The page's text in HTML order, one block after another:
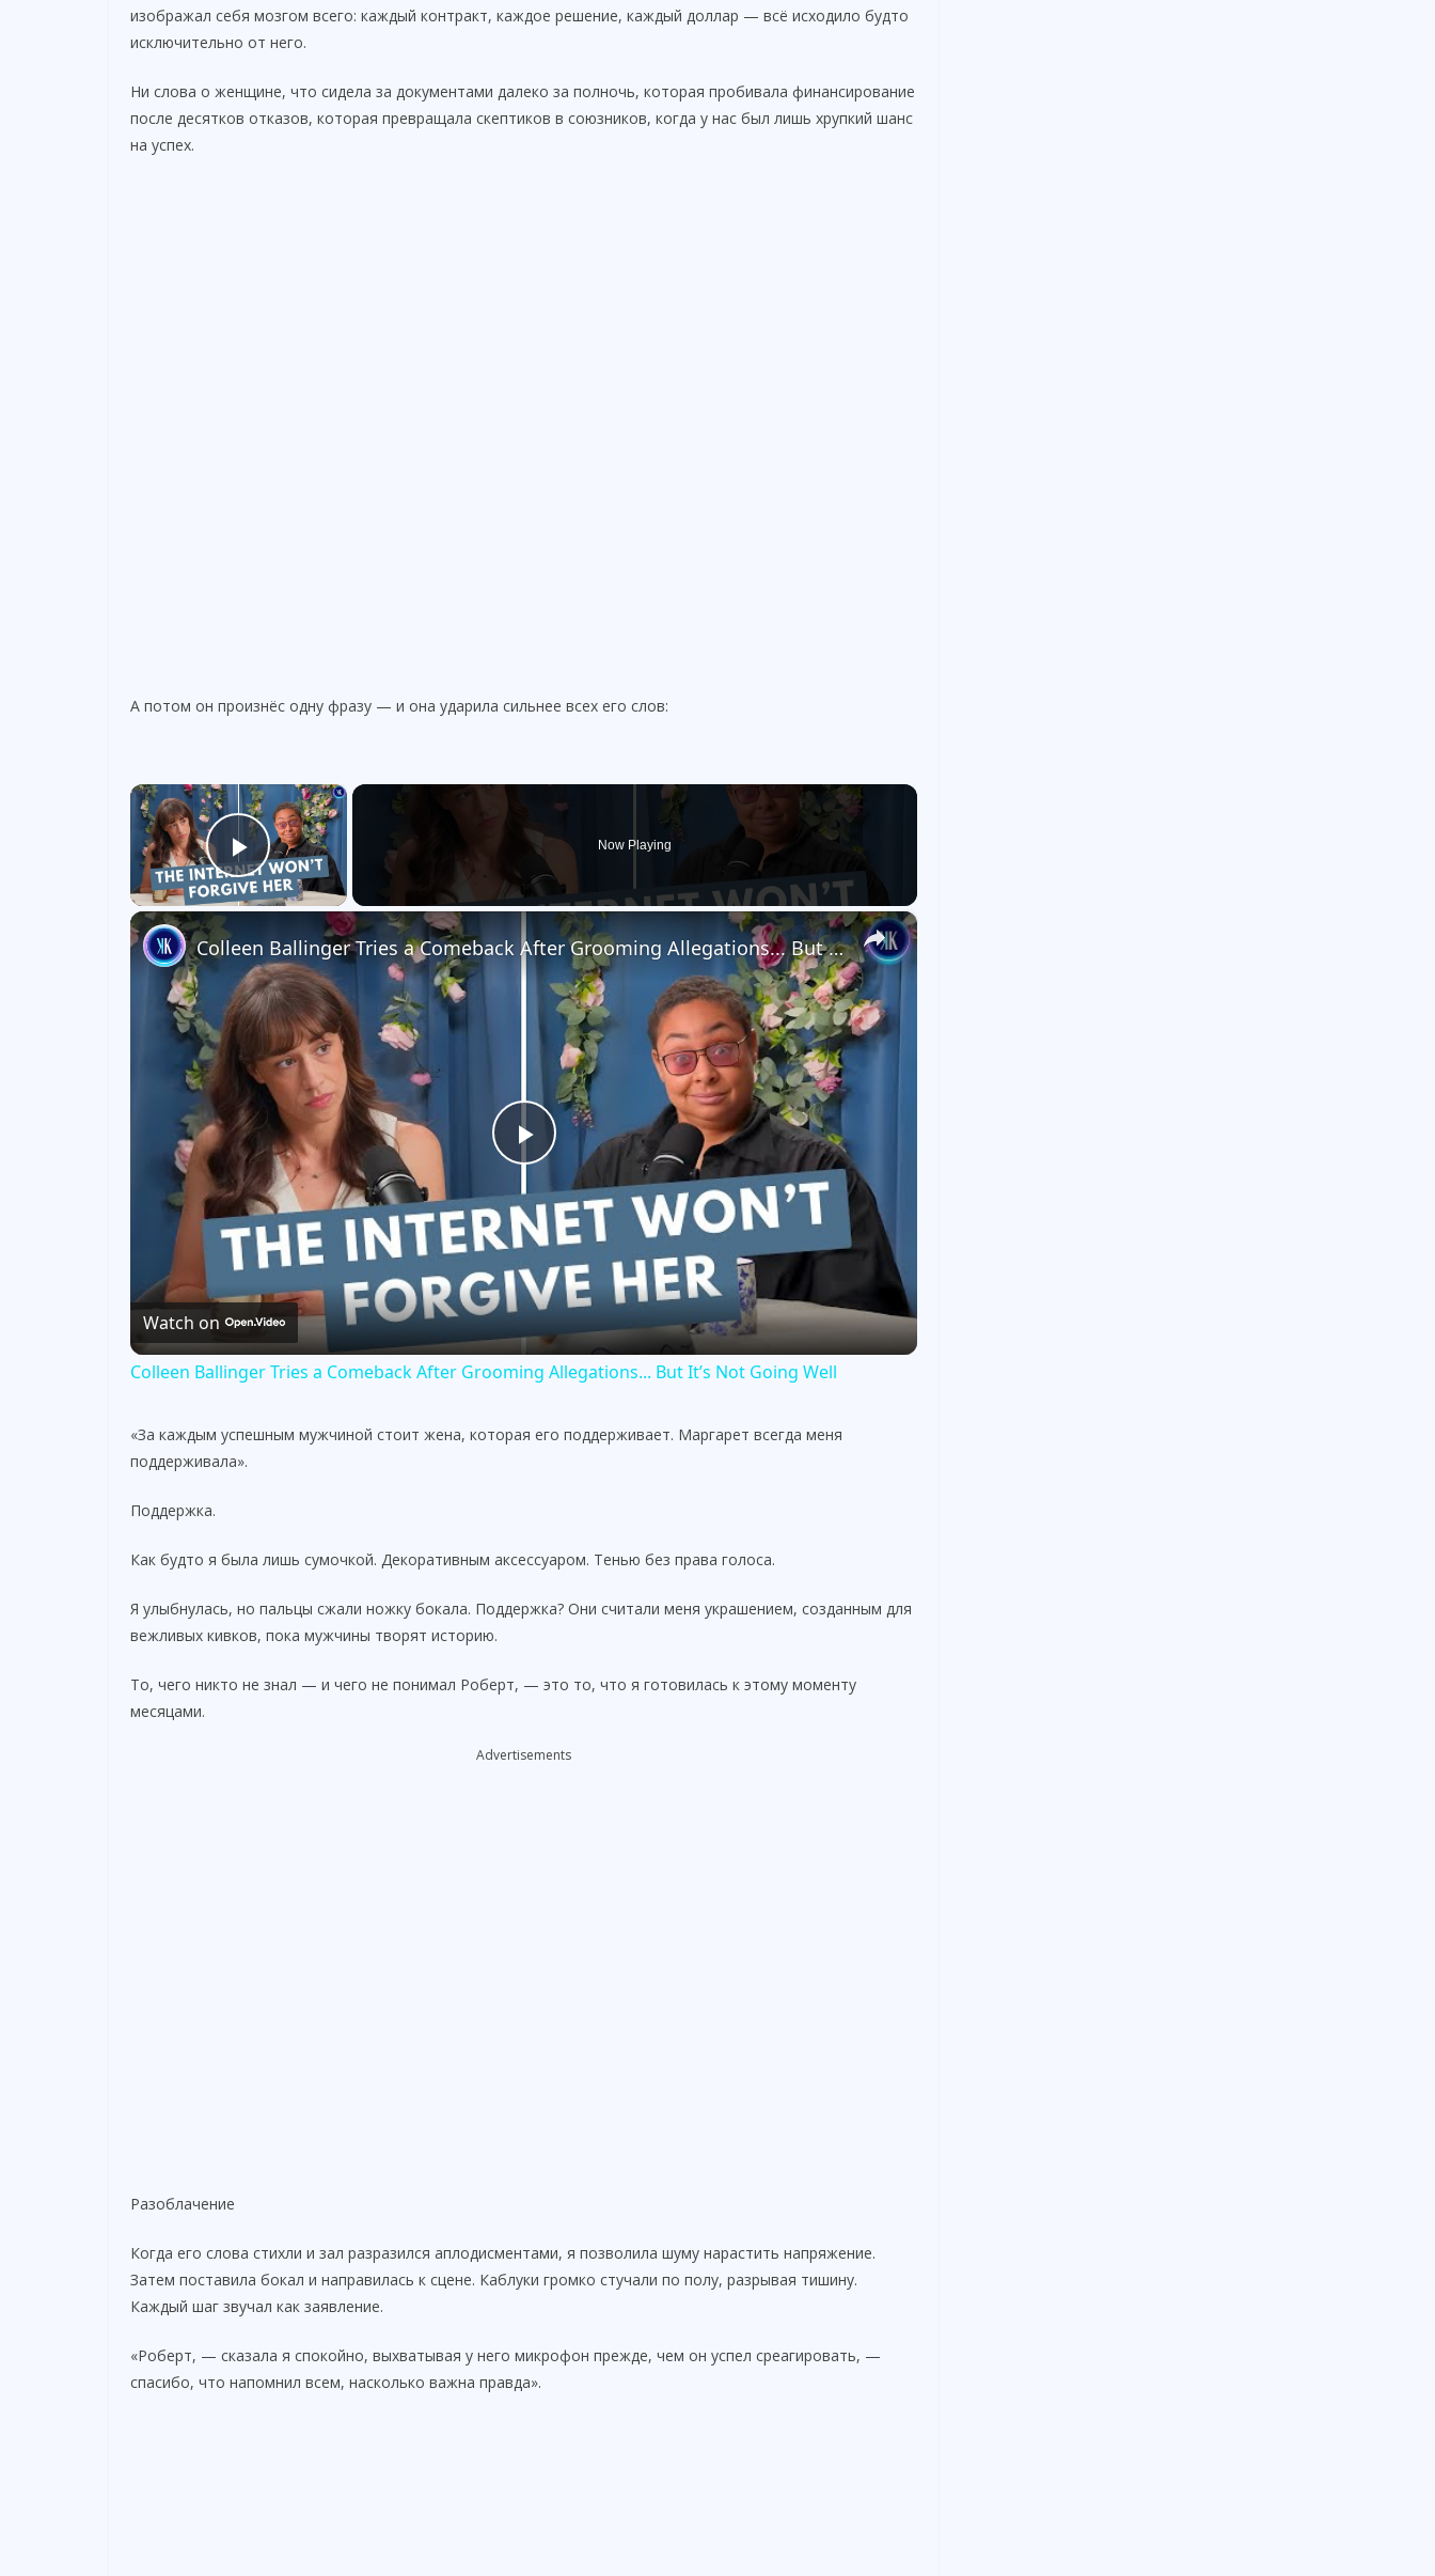
изображал себя мозгом всего: каждый контракт, каждое решение, каждый доллар — всё исходило будто
исключительно от него.
Ни слова о женщине, что сидела за документами далеко за полночь, которая пробивала финансирование
после десятков отказов, которая превращала скептиков в союзников, когда у нас был лишь хрупкий шанс
на успех.
А потом он произнёс одну фразу — и она ударила сильнее всех его слов:
×
Play Video
Now Playing
×
P
l
a
y
d
e
o
Colleen Ballinger Tries a Comeback After Grooming Allegations... But It’s Not Going Well
Watch on
Colleen Ballinger Tries a Comeback After Grooming Allegations... But It’s Not Going Well
«За каждым успешным мужчиной стоит жена, которая его поддерживает. Маргарет всегда меня
поддерживала».
Поддержка.
Как будто я была лишь сумочкой. Декоративным аксессуаром. Тенью без права голоса.
Я улыбнулась, но пальцы сжали ножку бокала. Поддержка? Они считали меня украшением, созданным для
вежливых кивков, пока мужчины творят историю.
То, чего никто не знал — и чего не понимал Роберт, — это то, что я готовилась к этому моменту
месяцами.
Advertisements
Разоблачение
Когда его слова стихли и зал разразился аплодисментами, я позволила шуму нарастить напряжение.
Затем поставила бокал и направилась к сцене. Каблуки громко стучали по полу, разрывая тишину.
Каждый шаг звучал как заявление.
«Роберт, — сказала я спокойно, выхватывая у него микрофон прежде, чем он успел среагировать, —
спасибо, что напомнил всем, насколько важна правда».